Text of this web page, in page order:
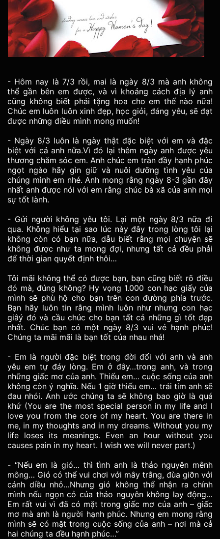
- Hôm nay là 7/3 rồi, mai là ngày 8/3 mà anh không
thể gần bên em được, và vì khoảng cách địa lý anh
cũng không biết phải tặng hoa cho em thế nào nữa!
Chúc em luôn luôn xinh đẹp, học giỏi, đáng yêu, sẽ đạt
được những điều mình mong muốn!
- Ngày 8/3 luôn là ngày thật đặc biệt với em và đặc
biệt với cả anh nữa.Vì đó lại thêm ngày anh được yêu
thương chăm sóc em. Anh chúc em tràn đầy hạnh phúc
ngọt ngào hãy gìn giữ và nuôi dưỡng tình yêu của
chúng mình em nhé. Anh mong rằng ngày 8-3 gần đây
nhất anh đư­ợc nói với em rằng chúc bà xã của anh mọi
sự tốt lành.
- Gửi người không yêu tôi. Lại một ngày 8/3 nữa đi
qua. Không hiểu tại sao lúc này đây trong lòng tôi lại
không còn có bạn nữa, dẫu biết rằng mọi chuyện sẽ
không được như ta mong đợi, nhưng tất cả đều phải
để thời gian quyết định thôi…
Tôi mãi không thể có được bạn, bạn cũng biết rõ điều
đó mà, đúng không? Hy vọng 1.000 con hạc giấy của
mình sẽ phù hộ cho bạn trên con đường phía trước.
Bạn hãy luôn tin rằng mình luôn như nhưng con hạc
giâý đó và cầu chúc cho bạn tất cả những gì tốt đẹp
nhất. Chúc bạn có một ngày 8/3 vui vẻ hạnh phúc!
Chúng ta mãi mãi là bạn tốt của nhau nhá!
- Em là người đặc biệt trong đời đối với anh và anh
yêu em tự đáy lòng. Em ở đây…trong anh, và trong
những giấc mơ của anh. Thiếu em… cuộc sống của anh
không còn ý nghĩa. Nếu 1 giờ thiếu em… trái tim anh sẽ
đau nhói. Anh ước chúng ta sẽ không bao giờ là quá
khứ (You are the most special person in my life and I
love you from the core of my heart. You are there in
me, in my thoughts and in my dreams. Without you my
life loses its meanings. Even an hour without you
causes pain in my heart. I wish we will never part.)
- “Nếu em là gió… thì tình anh là thảo nguyên mênh
mông… Gió có thể vui chơi với mây trắng, đùa giỡn với
cánh diều nhỏ…Nhưng gió không thể nhận ra chính
mình nếu ngọn cỏ của thảo nguyên không lay động…
Em rất vui vì đã có mặt trong giấc mơ của anh – giấc
mơ mà anh là người hạnh phúc. Nhưng em mong rằng
mình sẽ có mặt trong cuộc sống của anh – nơi mà cả
hai chúng ta đều hạnh phúc…”